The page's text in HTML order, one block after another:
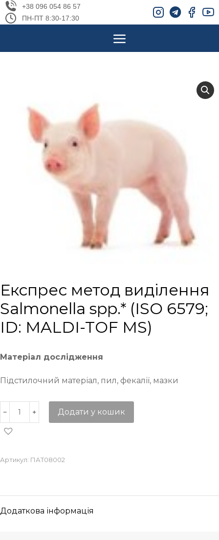
+38 096 054 86 57
ПН-ПТ 8:30-17:30
Експрес метод виділення
Salmonella spp.* (ISO 6579;
ID: MALDI-TOF MS)
Матеріал дослідження
Підстилочний матеріал, пил, фекалії, мазки
Додати у кошик
Артикул: ПАТ08002
Додаткова інформація